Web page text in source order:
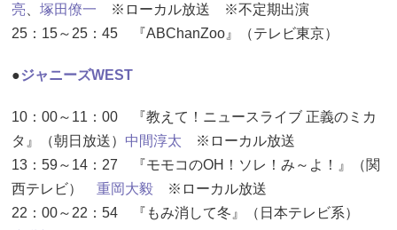
亮
塚田僚一 ※ローカル放送 ※不定期出演
25：15～25：45 『ABChanZoo』（テレビ東京）
●ジャニーズWEST
10：00～11：00 『教えて！ニュースライブ 正義のミカ
タ』（朝日放送） 中間淳太 ※ローカル放送
13：59～14：27 『モモコのOH！ソレ！み～よ！』（関
西テレビ） 重岡大毅 ※ローカル放送
22：00～22：54 『もみ消して冬』（日本テレビ系）